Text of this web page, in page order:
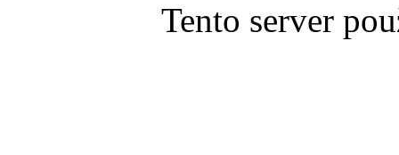
Tento server